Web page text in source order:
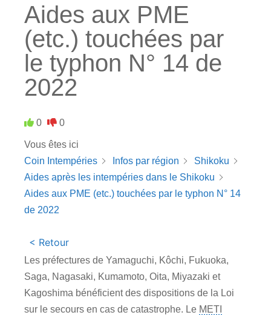
Aides aux PME
(etc.) touchées par
le typhon N° 14 de
2022
0 0
Vous êtes ici
Coin Intempéries
Infos par région
Shikoku
Aides après les intempéries dans le Shikoku
Aides aux PME (etc.) touchées par le typhon N° 14
de 2022
< Retour
Les préfectures de Yamaguchi, Kôchi, Fukuoka,
Saga, Nagasaki, Kumamoto, Oita, Miyazaki et
Kagoshima bénéficient des dispositions de la Loi
sur le secours en cas de catastrophe. Le METI